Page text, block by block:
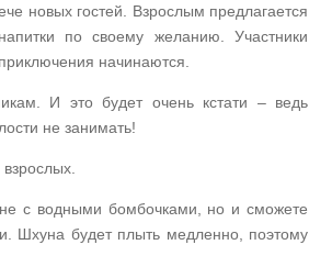
новых гостей. Взрослым предлагается
по своему желанию. Участники
начинаются.
И это будет очень кстати – ведь
не занимать!
с водными бомбочками, но и сможете
Шхуна будет плыть медленно, поэтому